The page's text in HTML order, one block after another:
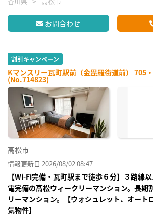
お問合わせ
割引キャンペーン
Kマンスリー瓦町駅前（金毘羅街道前） 705・
(No.714823)
高松市
情報更新日 2026/08/02 08:47
【Wi-Fi完備・瓦町駅まで徒歩６分】３路線
電完備の高松ウィークリーマンション。長期
リーマンション。【ウォシュレット、オート
気物件】